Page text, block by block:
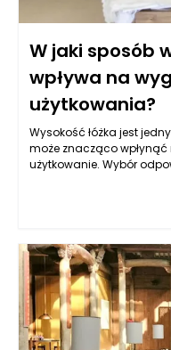
W jaki sposób
wpływa na
użytkowania?
Wysokość łóżka jest
może znacząco
użytkowanie. Wybór
różnorodne potrzeby
wachlarz modeli o
znalezienie idealnego
jest również sposób, w
spędzają czas w nim, na
snu, czy również do
telewizji.